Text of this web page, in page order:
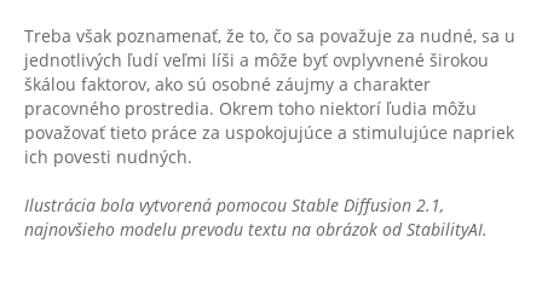
Treba však poznamenať, že to, čo sa považuje za nudné, sa u
jednotlivých ľudí veľmi líši a môže byť ovplyvnené širokou
škálou faktorov, ako sú osobné záujmy a charakter
pracovného prostredia. Okrem toho niektorí ľudia môžu
považovať tieto práce za uspokojujúce a stimulujúce napriek
ich povesti nudných.
Ilustrácia bola vytvorená pomocou Stable Diffusion 2.1,
najnovšieho modelu prevodu textu na obrázok od StabilityAI.